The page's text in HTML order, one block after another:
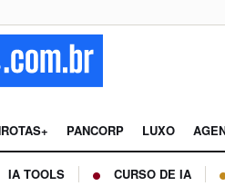
PANCORP LUXO
IA TOOLS CURSO DE IA